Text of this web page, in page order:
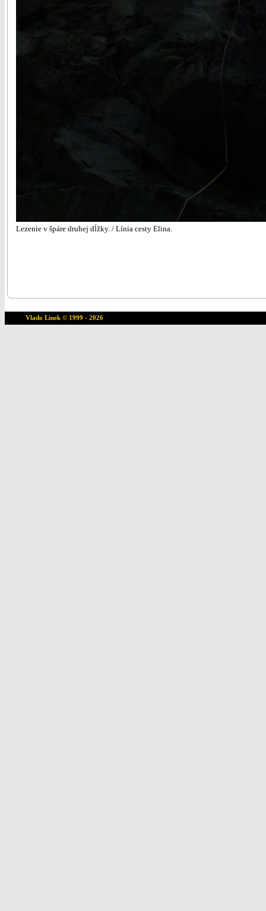
Lezenie v špáre druhej dĺžky. / Línia cesty Elina.
Vlado Linek© 1999 - 2026